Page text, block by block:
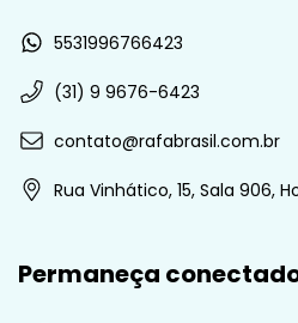
5531996766423
(31) 9 9676-6423
contato@rafabrasil.com.br
Rua Vinhático, 15, Sala 906,
Permaneça